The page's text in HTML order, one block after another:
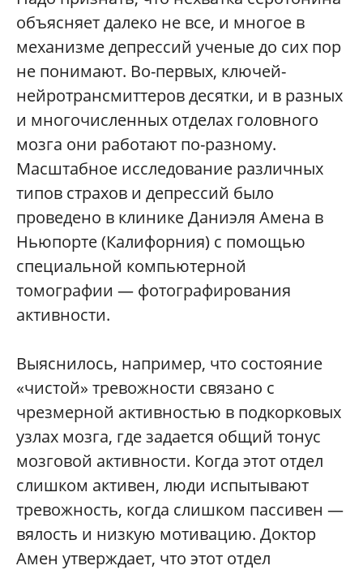
объясняет далеко не все, и многое в
механизме депрессий ученые до сих пор
не понимают. Во-первых, ключей-
нейротрансмиттеров десятки, и в разных
и многочисленных отделах головного
мозга они работают по-разному.
Масштабное исследование различных
типов страхов и депрессий было
проведено в клинике Даниэля Амена в
Ньюпорте (Калифорния) с помощью
специальной компьютерной
томографии — фотографирования
активности.
Выяснилось, например, что состояние
«чистой» тревожности связано с
чрезмерной активностью в подкорковых
узлах мозга, где задается общий тонус
мозговой активности. Когда этот отдел
слишком активен, люди испытывают
тревожность, когда слишком пассивен —
вялость и низкую мотивацию. Доктор
Амен утверждает, что этот отдел